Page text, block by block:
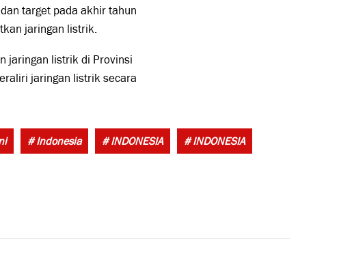
target pada akhir tahun
jaringan listrik.
jaringan listrik di Provinsi
jaringan listrik secara
# Indonesia # INDONESIA # INDONESIA